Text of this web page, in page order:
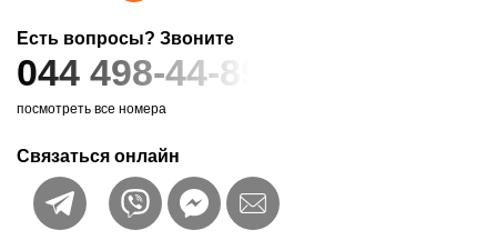
Есть вопросы? Звоните
044 498-44-89
посмотреть все номера
Связаться онлайн